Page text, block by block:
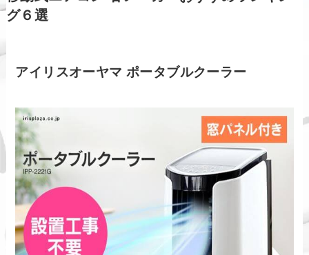
グ６選
アイリスオーヤマ ポータブルクーラー